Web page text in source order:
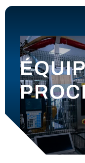
NOTRE OFFRE
NOUS CONNAÎTRE
ACTUALITÉS
CONTACT